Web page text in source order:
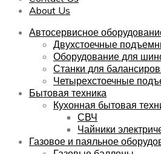
About Us
Автосервисное
Двухстоечные
Оборудование для
Станки для
Четырехстоечные
Бытовая техника
Кухонная бытовая
СВЧ
Чайники
Газовое и паяльное